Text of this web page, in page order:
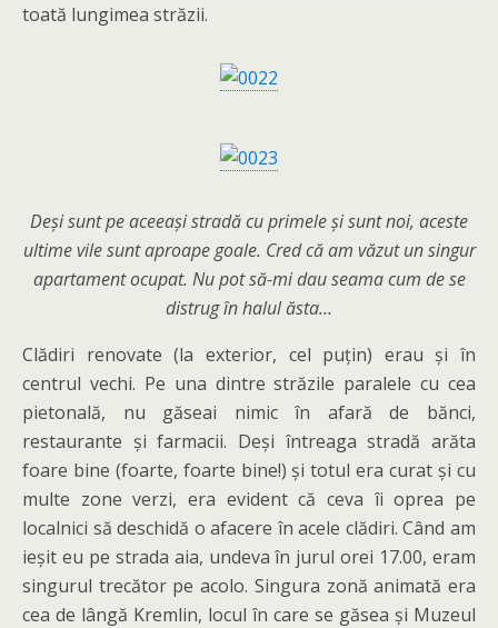
toată lungimea străzii.
Deși sunt pe aceeași stradă cu primele și sunt noi, aceste
ultime vile sunt aproape goale. Cred că am văzut un singur
apartament ocupat. Nu pot să-mi dau seama cum de se
distrug în halul ăsta…
Clădiri renovate (la exterior, cel puțin) erau și în
centrul vechi. Pe una dintre străzile paralele cu cea
pietonală, nu găseai nimic în afară de bănci,
restaurante și farmacii. Deși întreaga stradă arăta
foare bine (foarte, foarte bine!) și totul era curat și cu
multe zone verzi, era evident că ceva îi oprea pe
localnici să deschidă o afacere în acele clădiri. Când am
ieșit eu pe strada aia, undeva în jurul orei 17.00, eram
singurul trecător pe acolo. Singura zonă animată era
cea de lângă Kremlin, locul în care se găsea și Muzeul